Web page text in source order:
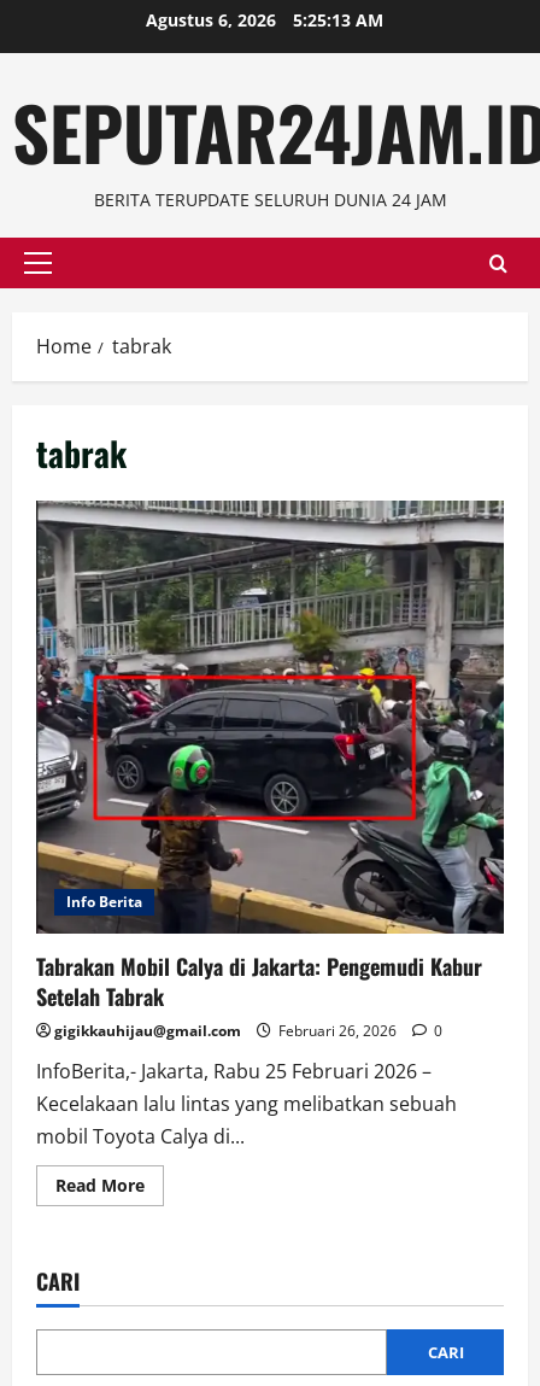
to
Agustus 6, 2026 5:25:14 AM
BERITA TERUPDATE SELURUH DUNIA 24 JAM
Primary
Home tabrak
tabrak
Info Berita
Tabrakan Mobil Calya di Jakarta: Pengemudi Kabur
Setelah Tabrak
gigikkauhijau@gmail.com Februari 26, 2026 0
InfoBerita,- Jakarta, Rabu 25 Februari 2026 –
Kecelakaan lalu lintas yang melibatkan sebuah
mobil Toyota Calya di...
Read MoreRead
more
Jakarta:
Kabur
Tabrak
CARI
CARI